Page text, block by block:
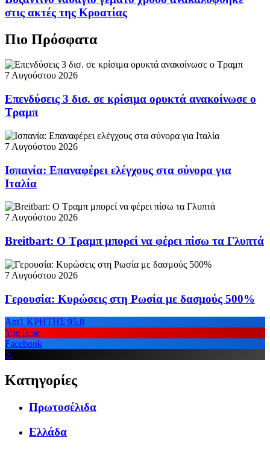
στις ακτές της Κροατίας
Πιο Πρόσφατα
7 Αυγούστου 2026
Επενδύσεις 3 δισ. σε κρίσιμα ορυκτά ανακοίνωσε ο
Τραμπ
7 Αυγούστου 2026
Ισπανία: Επαναφέρει ελέγχους στα σύνορα για
Ιταλία
7 Αυγούστου 2026
Breitbart: Ο Τραμπ μπορεί να φέρει πίσω τα Γλυπτά
7 Αυγούστου 2026
Γερουσία: Κυρώσεις στη Ρωσία με δασμούς 500%
Ant1 ΚΡΗΤΗΣ 95.8
YouTube
Facebook
X
Κατηγορίες
Πρωτοσέλιδα
Ελλάδα